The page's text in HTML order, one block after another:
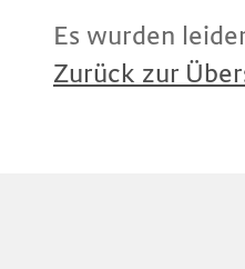
Es wurden
Zurück zur